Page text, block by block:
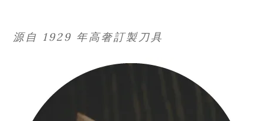
源自 1929 年高奢訂製刀具